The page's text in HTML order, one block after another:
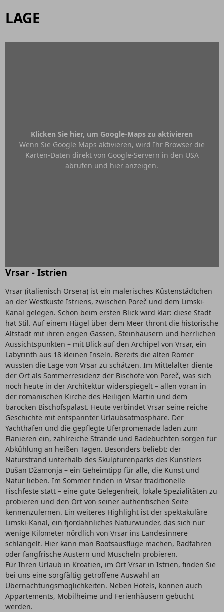
LAGE
Klicken Sie hier, um Google-Maps zu aktivieren
Wenn Sie Google Maps aktivieren, wird Ihr Browser die
Karten-Daten direkt von Google-Servern in den USA
abrufen und hier anzeigen.
Vrsar - Istrien
Vrsar (italienisch Orsera) ist ein malerisches Küstenstädtchen
an der Westküste Istriens, zwischen Poreč und dem Limski-
Kanal gelegen. Schon beim ersten Blick wird klar: diese Stadt
hat Stil. Auf einem Hügel über dem Meer thront die historische
Altstadt mit ihren engen Gassen, Steinhäusern und herrlichen
Aussichtspunkten – mit Blick auf den Archipel von Vrsar, ein
Labyrinth aus 18 kleinen Inseln. Bereits die alten Römer
wussten die Lage von Vrsar zu schätzen. Im Mittelalter diente
der Ort als Sommerresidenz der Bischöfe von Poreč, was sich
noch heute in der Architektur widerspiegelt – allen voran in
der romanischen Kirche des Heiligen Martin und dem
barocken Bischofspalast. Heute verbindet Vrsar seine reiche
Geschichte mit entspannter Urlaubsatmosphäre. Der
Yachthafen und die gepflegte Uferpromenade laden zum
Flanieren ein, zahlreiche Strände und Badebuchten sorgen für
Abkühlung an heißen Tagen. Besonders beliebt: der
Naturstrand unterhalb des Skulpturenparks des Künstlers
Dušan Džamonja – ein Geheimtipp für alle, die Kunst und
Natur lieben. Im Sommer finden in Vrsar traditionelle
Fischfeste statt – eine gute Gelegenheit, lokale Spezialitäten zu
probieren und den Ort von seiner authentischen Seite
kennenzulernen. Ein weiteres Highlight ist der spektakuläre
Limski-Kanal, ein fjordähnliches Naturwunder, das sich nur
wenige Kilometer nördlich von Vrsar ins Landesinnere
schlängelt. Hier kann man Bootsausflüge machen, Radfahren
oder fangfrische Austern und Muscheln probieren.
Für Ihren Urlaub in Kroatien, im Ort Vrsar in Istrien, finden Sie
bei uns eine sorgfältig getroffene Auswahl an
Übernachtungsmöglichkeiten. Neben Hotels, können auch
Appartements, Mobilheime und Ferienhäusern gebucht
werden.